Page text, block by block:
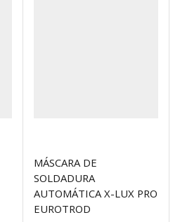
MÁSCARA DE
SOLDADURA
AUTOMÁTICA X-LUX PRO
EUROTROD